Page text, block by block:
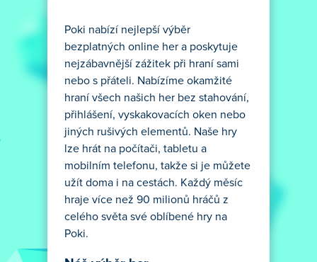
Poki nabízí nejlepší výběr
bezplatných online her a poskytuje
nejzábavnější zážitek při hraní sami
nebo s přáteli. Nabízíme okamžité
hraní všech našich her bez stahování,
přihlášení, vyskakovacích oken nebo
jiných rušivých elementů. Naše hry
lze hrát na počítači, tabletu a
mobilním telefonu, takže si je můžete
užít doma i na cestách. Každý měsíc
hraje více než 90 milionů hráčů z
celého světa své oblíbené hry na
Poki.